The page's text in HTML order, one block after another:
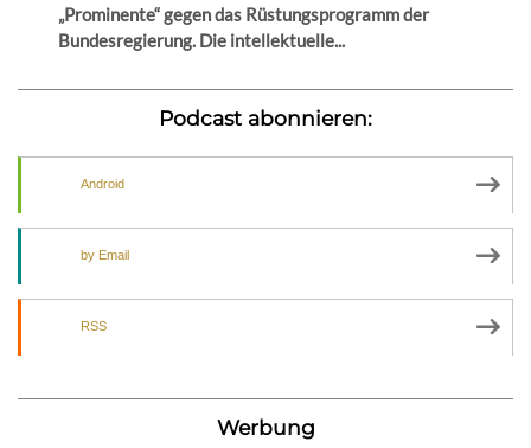
„Prominente“ gegen das Rüstungsprogramm der
Bundesregierung. Die intellektuelle...
Podcast abonnieren:
Android
by Email
RSS
Werbung